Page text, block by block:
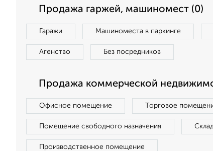
Продажа гаржей, машиномест (0)
Гаражи Машиноместа в паркинге
Агенство Без посредников
Продажа коммерческой
Офисное помещение Торговое
Помещение свободного назначения
Производственное помещение